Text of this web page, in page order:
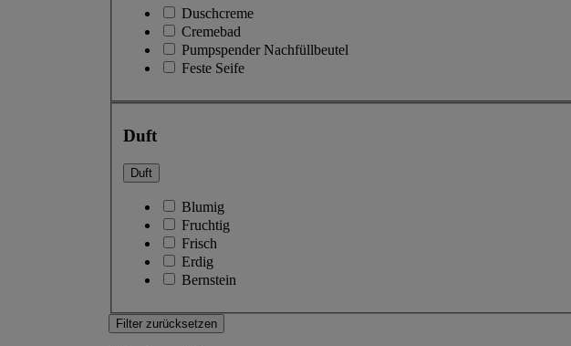
Duschcreme
Cremebad
Pumpspender Nachfüllbeutel
Feste Seife
Duft
Duft
Blumig
Fruchtig
Frisch
Erdig
Bernstein
Filter zurücksetzen